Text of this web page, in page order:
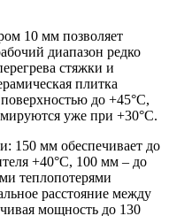
10 мм позволяет
диапазон редко
стяжки и
плитка
до +45°C,
уже при +30°C.
150 мм обеспечивает до
+40°C, 100 мм – до
теплопотерями
расстояние между
мощность до 130